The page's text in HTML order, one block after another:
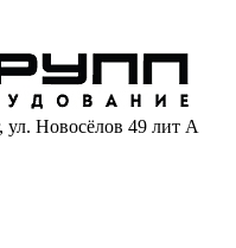
ул. Новосёлов 49 лит А